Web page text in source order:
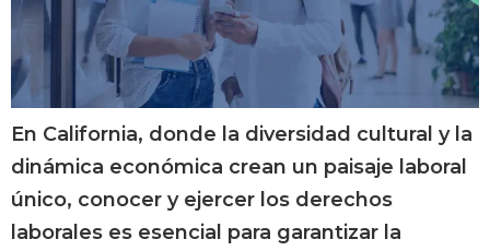
En California, donde la diversidad cultural y la
dinámica económica crean un paisaje laboral
único, conocer y ejercer los derechos
laborales es esencial para garantizar la